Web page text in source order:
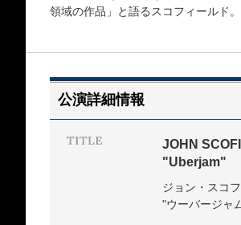
領域の作品」と語るスコフィールド
公演詳細情報
JOHN
"Uberjam"
ジョン・スコ
"ウーバージャ